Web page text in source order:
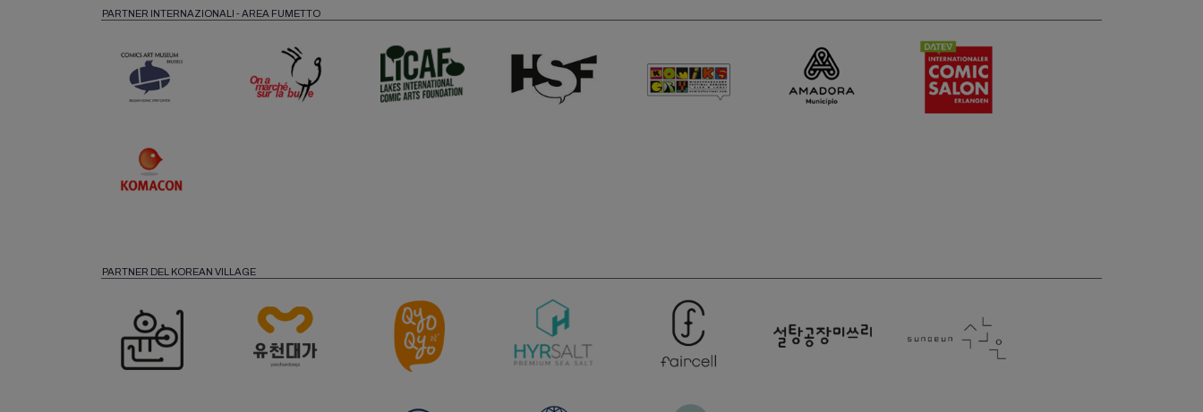
PARTNER INTERNAZIONALI - AREA FUMETTO
PARTNER DEL KOREAN VILLAGE